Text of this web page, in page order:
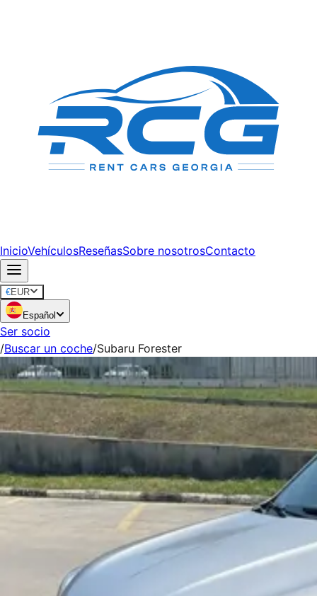
InicioVehículosReseñasSobre nosotrosContacto
€EUR
Español
Ser socio
/Buscar un coche/Subaru Forester